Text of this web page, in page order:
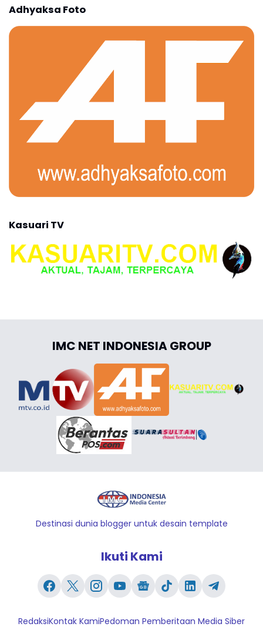
Adhyaksa Foto
Kasuari TV
IMC NET INDONESIA GROUP
Destinasi dunia blogger untuk desain template
Ikuti Kami
RedaksiKontak KamiPedoman Pemberitaan Media Siber